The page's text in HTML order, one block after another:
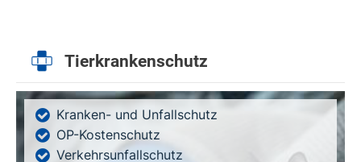
Tierkrankenschutz
Kranken- und Unfallschutz
OP-Kostenschutz
Verkehrsunfallschutz